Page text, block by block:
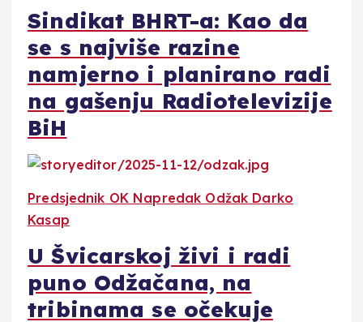
Sindikat BHRT-a: Kao da
se s najviše razine
namjerno i planirano radi
na gašenju Radiotelevizije
BiH
Predsjednik OK Napredak Odžak Darko
Kasap
U Švicarskoj živi i radi
puno Odžačana, na
tribinama se očekuje